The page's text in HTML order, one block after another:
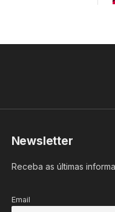
Newsletter
Receba as últimas
Email